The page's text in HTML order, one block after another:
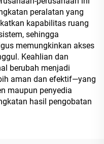
peralatan yang
kapabilitas ruang
sehingga
memungkinkan akses
Keahlian dan
berubah menjadi
aman dan efektif—yang
maupun penyedia
hasil pengobatan